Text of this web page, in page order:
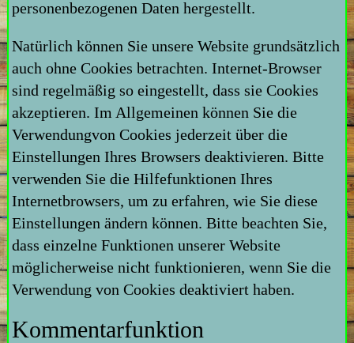
personenbezogenen Daten hergestellt.
Natürlich können Sie unsere Website grundsätzlich
auch ohne Cookies betrachten. Internet-Browser
sind regelmäßig so eingestellt, dass sie Cookies
akzeptieren. Im Allgemeinen können Sie die
Verwendungvon Cookies jederzeit über die
Einstellungen Ihres Browsers deaktivieren. Bitte
verwenden Sie die Hilfefunktionen Ihres
Internetbrowsers, um zu erfahren, wie Sie diese
Einstellungen ändern können. Bitte beachten Sie,
dass einzelne Funktionen unserer Website
möglicherweise nicht funktionieren, wenn Sie die
Verwendung von Cookies deaktiviert haben.
Kommentarfunktion